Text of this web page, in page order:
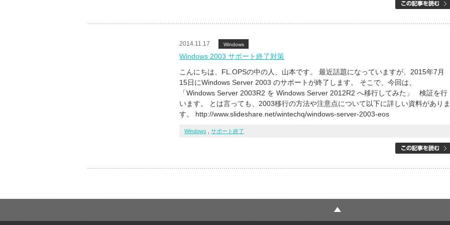
2014.11.17 Windows
Windows 2003 サポート終了対策
こんにちは、FL.OPSの中の人、山本です。 最近話題になっていますが、2015年7月
15日にWindows Server 2003 のサポートが終了します。 そこで、今回は、
「Windows Server 2003R2 を Windows Server 2012R2 へ移行してみた」 検証を行
います。 とは言っても、2003移行の方法や注意点について以下に詳しい資料がありま
す。 http://www.slideshare.net/wintechq/windows-server-2003-eos
Windows サポート終了